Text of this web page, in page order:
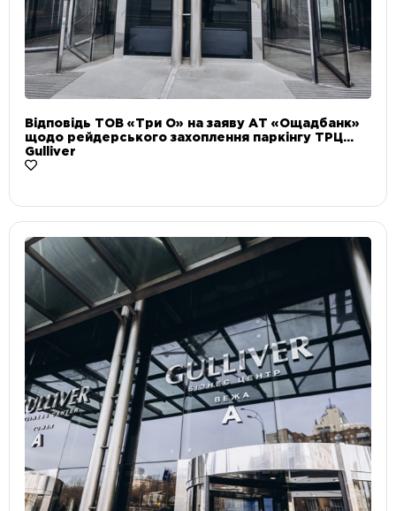
Відповідь ТОВ «Три О» на заяву АТ «Ощадбанк»
щодо рейдерського захоплення паркінгу ТРЦ
Gulliver